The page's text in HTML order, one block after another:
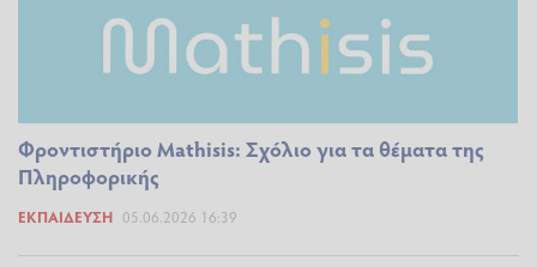
Φροντιστήριο Mathisis: Σχόλιο για τα θέματα της
Πληροφορικής
ΕΚΠΑΊΔΕΥΣΗ 05.06.2026 16:39